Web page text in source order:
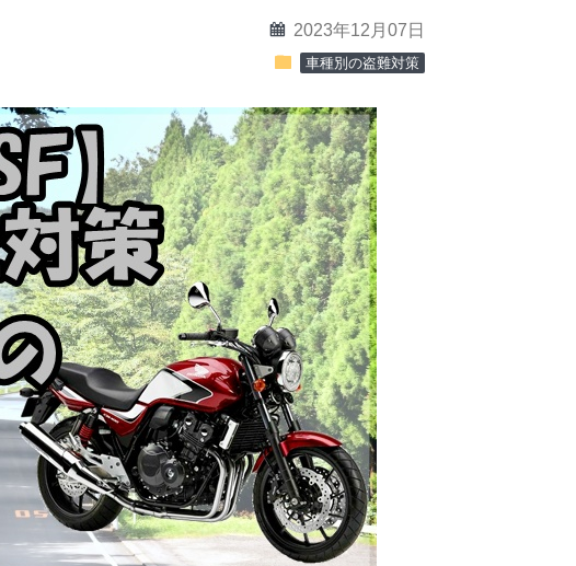
calendar 2023年12月07日
folder 車種別の盗難対策